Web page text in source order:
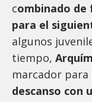
combinado de
para el
algunos
tiempo,
marcador para
descanso con